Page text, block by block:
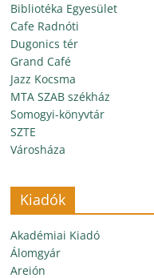
Bibliotéka Egyesület
Cafe Radnóti
Dugonics tér
Grand Café
Jazz Kocsma
MTA SZAB székház
Somogyi-könyvtár
SZTE
Városháza
Kiadók
Akadémiai Kiadó
Álomgyár
Areión